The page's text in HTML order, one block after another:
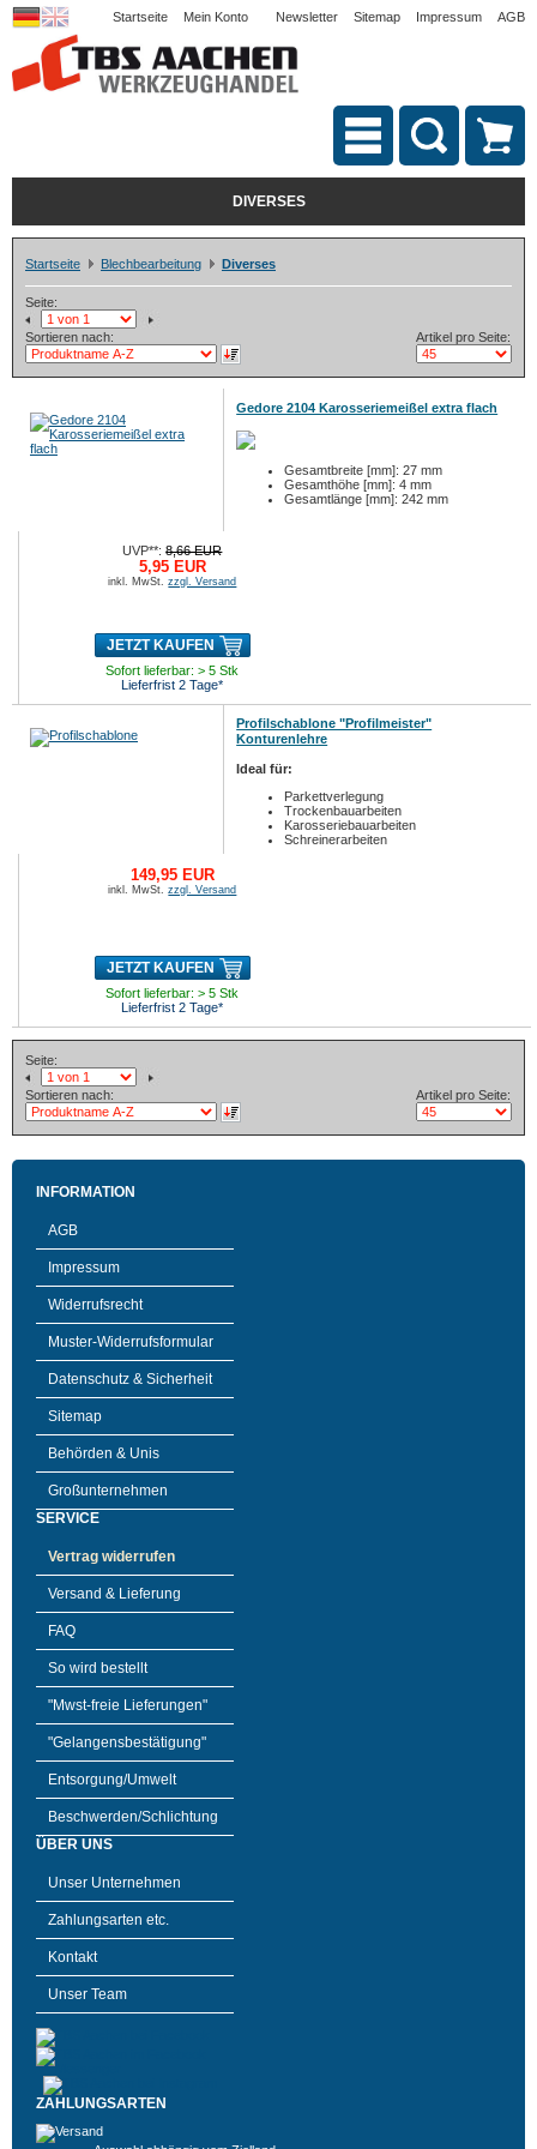
Startseite Mein Konto Newsletter Sitemap Impressum AGB
DIVERSES
Startseite Blechbearbeitung Diverses
Seite:
Sortieren nach: Artikel pro Seite:
Gedore 2104 Karosseriemeißel extra flach
Gesamtbreite [mm]: 27 mm
Gesamthöhe [mm]: 4 mm
Gesamtlänge [mm]: 242 mm
UVP**:8,66 EUR
5,95 EUR
inkl. MwSt.zzgl. Versand
JETZT KAUFEN
Sofort lieferbar: > 5 Stk
Lieferfrist 2 Tage*
Profilschablone "Profilmeister"
Konturenlehre
Ideal für:
Parkettverlegung
Trockenbauarbeiten
Karosseriebauarbeiten
Schreinerarbeiten
149,95 EUR
inkl. MwSt.zzgl. Versand
JETZT KAUFEN
Sofort lieferbar: > 5 Stk
Lieferfrist 2 Tage*
Seite:
Sortieren nach: Artikel pro Seite:
INFORMATION
AGB
Impressum
Widerrufsrecht
Muster-Widerrufsformular
Datenschutz & Sicherheit
Sitemap
Behörden & Unis
Großunternehmen
SERVICE
Vertrag widerrufen
Versand & Lieferung
FAQ
So wird bestellt
"Mwst-freie Lieferungen"
"Gelangensbestätigung"
Entsorgung/Umwelt
Beschwerden/Schlichtung
ÜBER UNS
Unser Unternehmen
Zahlungsarten etc.
Kontakt
Unser Team
ZAHLUNGSARTEN